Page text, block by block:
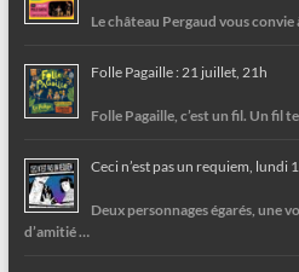
Le château Pergaud vous
Folle Pagaille : 21 juillet, 21h
Folle Pagaille, c’est un fil. Un fil
Ceci n’est pas un requiem, lundi
Deux personnages égarés, une
d’amitié …